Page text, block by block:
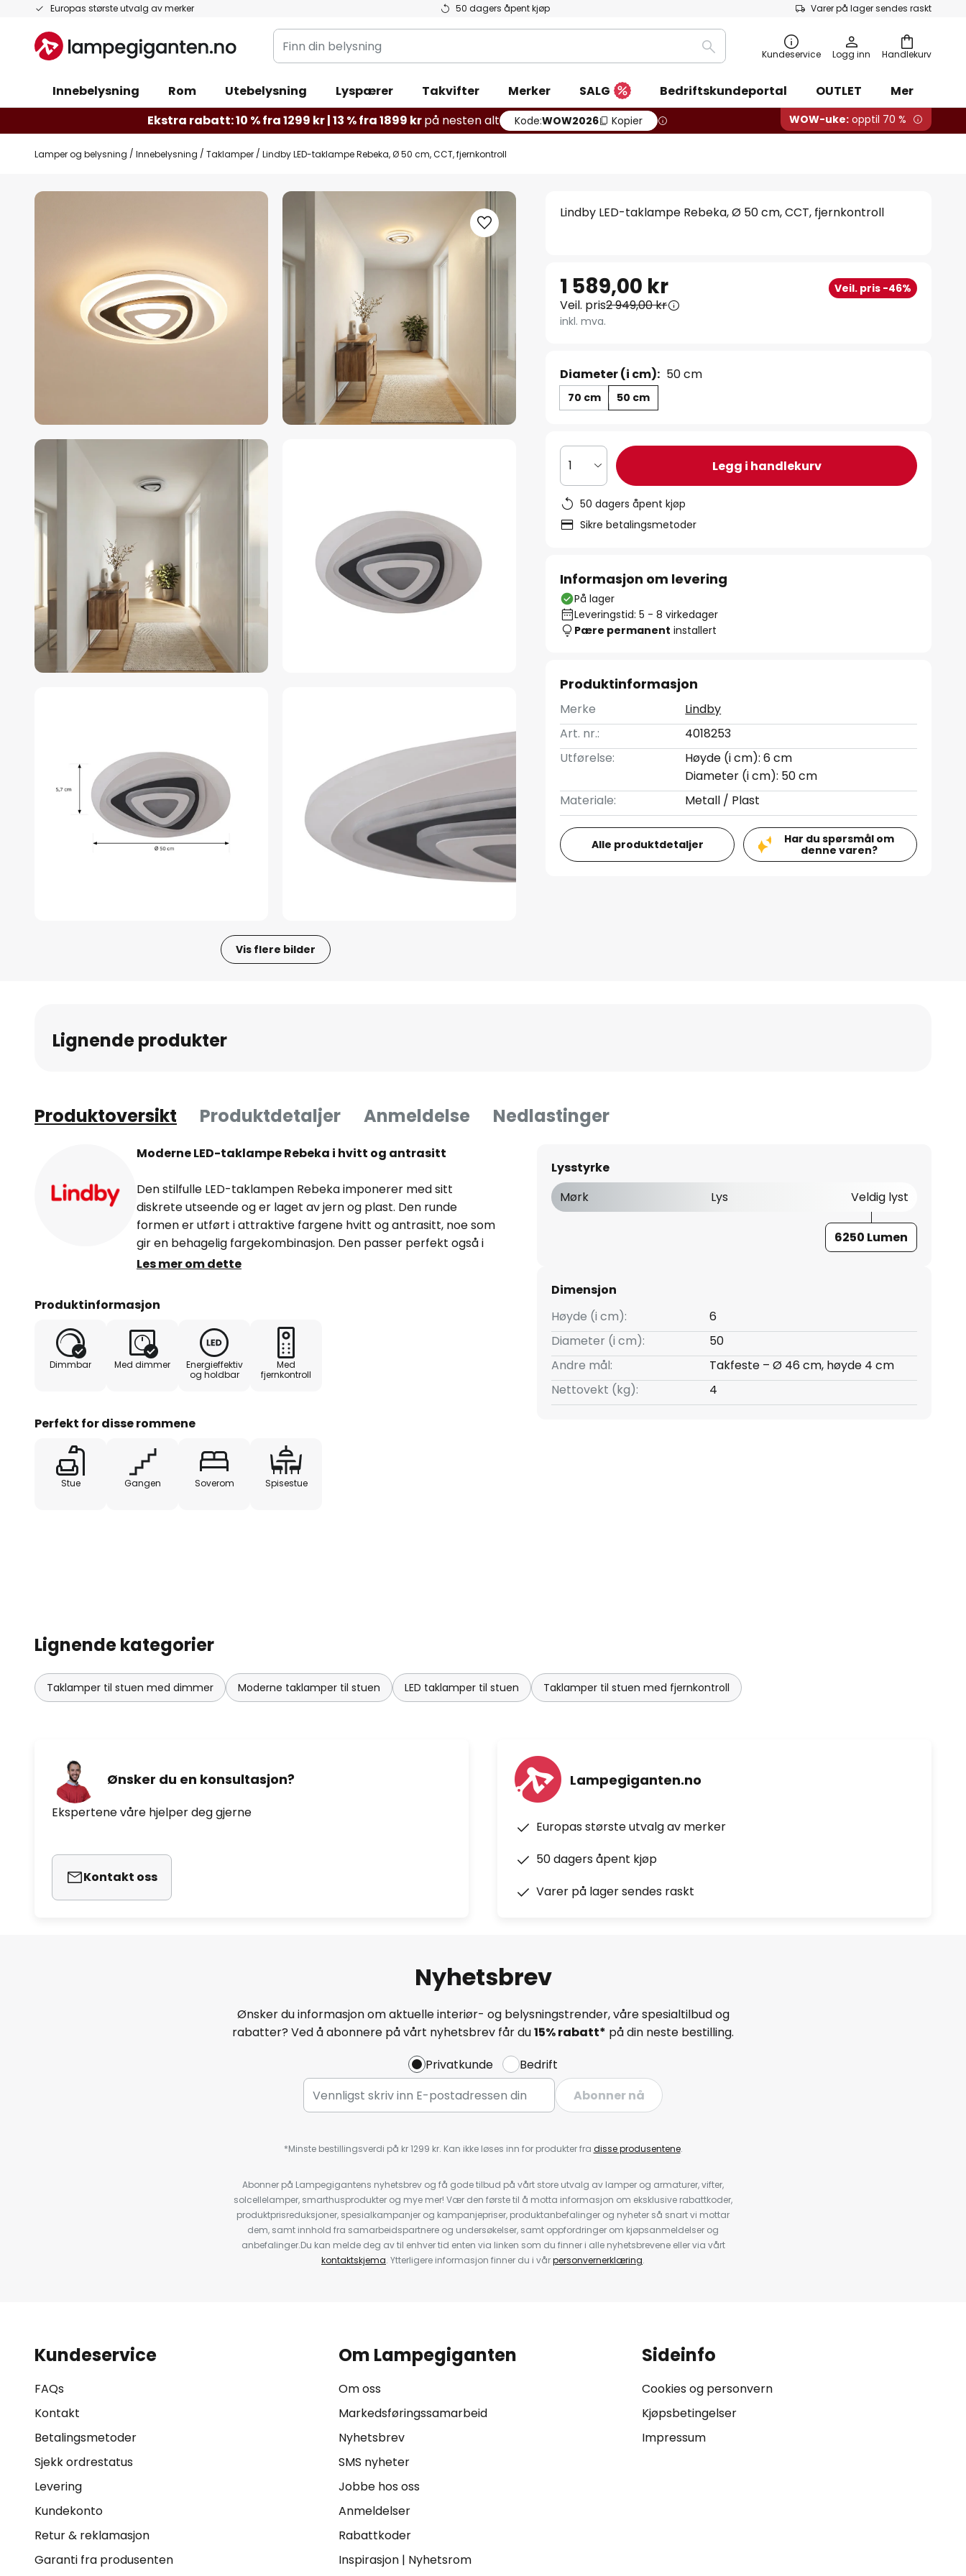
Europas største utvalg av merker 50 dagers åpent kjøp Varer på lager sendes raskt
Hopp
innhold
Handlekurv
Finn
din
Søk Kundeservice Logg inn
Innebelysning Rom Utebelysning Lyspærer Takvifter Merker SALG Bedriftskundeportal OUTLET
Mer
Ekstra rabatt: 10 % fra 1299 kr | 13 % fra 1899 krpå nesten alt Kode:WOW2026 Kopier WOW-uke: opptil 70 %
Lamper og belysning Innebelysning Taklamper Lindby LED-taklampe Rebeka, Ø 50 cm, CCT, fjernkontroll
Gå
Vis flere bilder
bildegalleri
Lindby LED-taklampe Rebeka, Ø 50 cm, CCT, fjernkontroll
1 589,00 kr Veil. pris -46%
Veil. pris2 949,00 kr
inkl. mva.
Diameter (i cm): 50 cm
70 cm 50 cm
1 Legg i handlekurv
50 dagers åpent kjøp
Sikre betalingsmetoder
Informasjon om levering
På lager
Leveringstid: 5 - 8 virkedager
Pære permanent installert
Produktinformasjon
Merke
Lindby
Art. nr.:
4018253
Utførelse:
Høyde (i cm): 6 cm
Diameter (i cm): 50 cm
Materiale:
Metall / Plast
Alle produktdetaljer
Har du spørsmål om
denne varen?
Lignende produkter
Produktoversikt Produktdetaljer Anmeldelse Nedlastinger
Moderne LED-taklampe Rebeka i hvitt og antrasitt
Den stilfulle LED-taklampen Rebeka imponerer med sitt
diskrete utseende og er laget av jern og plast. Den runde
formen er utført i attraktive fargene hvitt og antrasitt, noe som
gir en behagelig fargekombinasjon. Den passer perfekt også i
rom med lav takhøyde og smelter uanstrengt inn i moderne
varmhvit, universalhvit og dagslys. Denne praktiske funksjonen
sørger for fleksibel belysning etter behov og gir det rette lyset i
enhver situasjon. LED-taklampen Rebeka passer perfekt i et
soverom eller stue, men ser også bra ut i andre rom uten å
overskygge de øvrige møblene.
Les mer om dette
Produktinformasjon
Dimmbar Med dimmer
Energieffektiv
og holdbar
Med
fjernkontroll
Perfekt for disse rommene
Stue Gangen Soverom Spisestue
Lysstyrke
Mørk
Lys Veldig lyst
6250 Lumen
Dimensjon
Høyde (i cm):
6
Diameter (i cm):
50
Andre mål:
Takfeste – Ø 46 cm, høyde 4 cm
Nettovekt (kg):
4
Lignende kategorier
Taklamper til stuen med dimmer Moderne taklamper til stuen LED taklamper til stuen Taklamper til stuen med fjernkontroll
Ønsker du en konsultasjon?
Ekspertene våre hjelper deg gjerne
Kontakt oss
Lampegiganten.no
Europas største utvalg av merker
50 dagers åpent kjøp
Varer på lager sendes raskt
Nyhetsbrev
Ønsker du informasjon om aktuelle interiør- og belysningstrender, våre spesialtilbud og
rabatter? Ved å abonnere på vårt nyhetsbrev får du15% rabatt* på din neste bestilling.
Privatkunde
Bedrift
Abonner nå
*Minste bestillingsverdi på kr 1299 kr. Kan ikke løses inn for produkter fra disse produsentene.
Abonner på Lampegigantens nyhetsbrev og få gode tilbud på vårt store utvalg av lamper og armaturer, vifter,
solcellelamper, smarthusprodukter og mye mer! Vær den første til å motta informasjon om eksklusive rabattkoder,
produktprisreduksjoner, spesialkampanjer og kampanjepriser, produktanbefalinger og nyheter så snart vi mottar
dem, samt innhold fra samarbeidspartnere og undersøkelser, samt oppfordringer om kjøpsanmeldelser og
anbefalinger.Du kan melde deg av til enhver tid enten via linken som du finner i alle nyhetsbrevene eller via vårt
kontaktskjema. Ytterligere informasjon finner du i vårpersonvernerklæring.
Kundeservice
FAQs
Kontakt
Betalingsmetoder
Sjekk ordrestatus
Levering
Kundekonto
Retur & reklamasjon
Garanti fra produsenten
Om Lampegiganten
Om oss
Markedsføringssamarbeid
Nyhetsbrev
SMS nyheter
Jobbe hos oss
Anmeldelser
Rabattkoder
Inspirasjon| Nyhetsrom
Sideinfo
Cookies og personvern
Kjøpsbetingelser
Impressum